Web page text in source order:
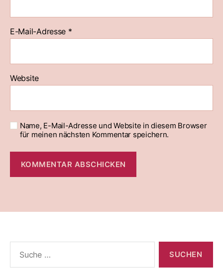
E-Mail-Adresse *
Website
Name, E-Mail-Adresse und Website in diesem Browser
für meinen nächsten Kommentar speichern.
nach: